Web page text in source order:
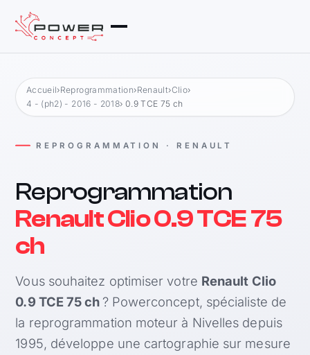
Accueil›Reprogrammation›Renault›Clio›
4 - (ph2) - 2016 - 2018› 0.9 TCE 75 ch
REPROGRAMMATION · RENAULT
Reprogrammation
Renault Clio 0.9 TCE 75
ch
Vous souhaitez optimiser votre Renault Clio
0.9 TCE 75 ch? Powerconcept, spécialiste de
la reprogrammation moteur à Nivelles depuis
1995, développe une cartographie sur mesure